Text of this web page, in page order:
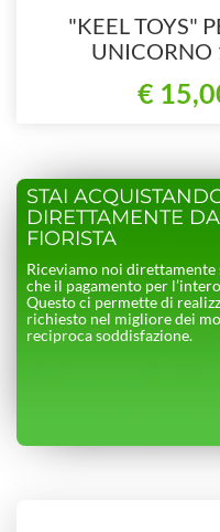
"KEEL TOYS"
UNICORNO
€
STAI
DIRETTAMENTE
FIORISTA
Riceviamo noi direttamente
che il pagamento per
Questo ci permette di
richiesto nel migliore dei
reciproca soddisfazione.